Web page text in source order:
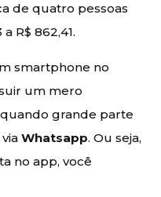
de quatro pessoas
R$ 862,41.
smartphone no
um mero
grande parte
viaWhatsapp. Ou seja,
no app, você